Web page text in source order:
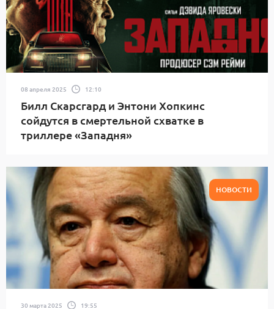
08 апреля 2025 12:10
Билл Скарсгард и Энтони Хопкинс
сойдутся в смертельной схватке в
триллере «Западня»
НОВОСТИ
30 марта 2025 19:55